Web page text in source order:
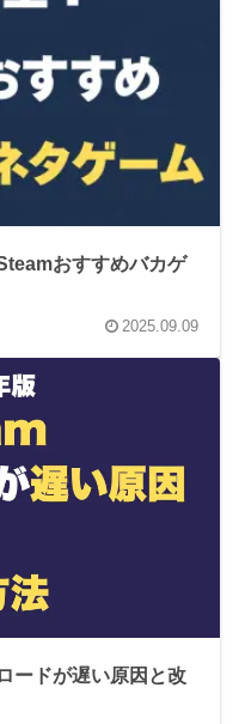
おすすめバカゲ
2025.09.09
ードが遅い原因と改